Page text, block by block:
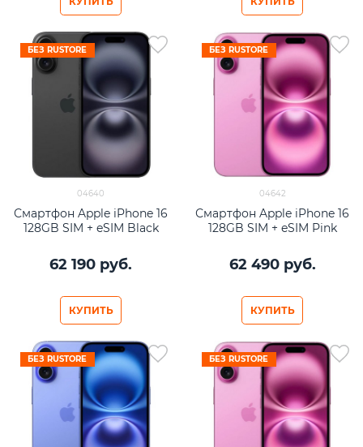
БЕЗ RUSTORE
04640
Смартфон Apple iPhone 16
128GB SIM + eSIM Black
62 190 руб.
КУПИТЬ
БЕЗ RUSTORE
04642
Смартфон Apple iPhone 16
128GB SIM + eSIM Pink
62 490 руб.
КУПИТЬ
БЕЗ RUSTORE БЕЗ RUSTORE